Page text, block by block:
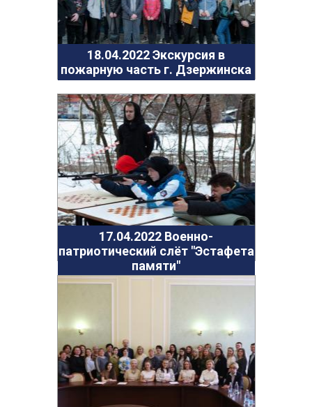
Оберег
Орлёнок
Пионер
Ровесник
Фортуна
Психолог спешит на помощь
06.05.2022 Наш дворик: до и после Победы
(пр.Чкалова)
26.04.2022 Экскурсия в лабораторию по
мониторингу загрязнения окружающей среды
Дзержинск
18.04.2022 Экскурсия в пожарную часть г.
18.04.2022 Экскурсия в
пожарную часть г. Дзержинска
17.04.2022 Военно-
патриотический слёт "Эстафета
памяти"